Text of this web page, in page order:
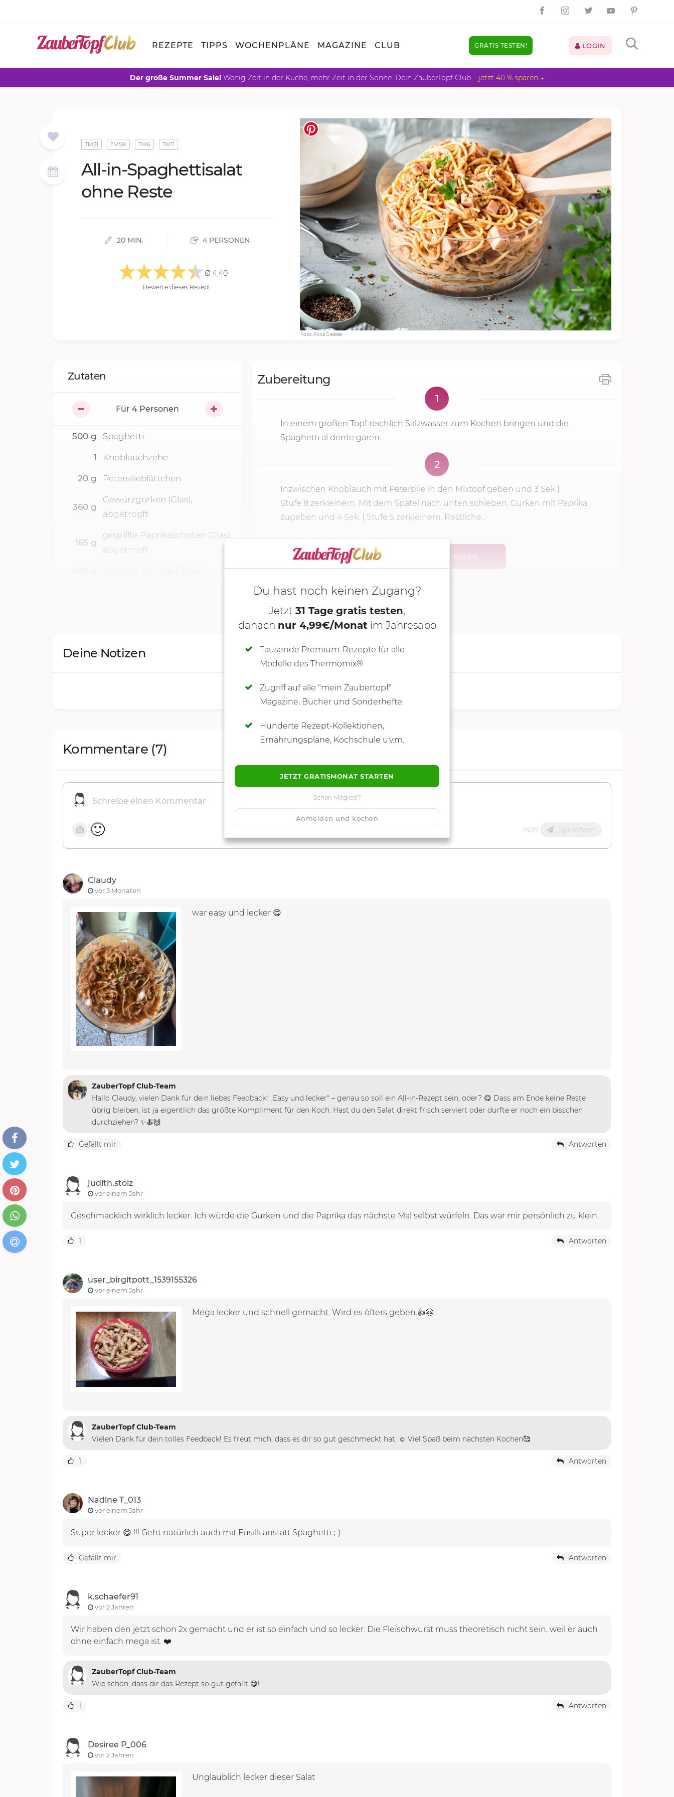
REZEPTE TIPPS WOCHENPLÄNE MAGAZINE CLUB GRATIS TESTEN! LOGIN
Der große Summer Sale! Wenig Zeit in der Küche, mehr Zeit in der Sonne. Dein ZauberTopf Club – jetzt 40 % sparen →
Foto: Anna Gieseler
TM31 TM5® TM6 TM7
All-in-Spa­ghet­ti­sa­lat
ohne Res­te
20 MIN. 4 PERSONEN
Ø 4,40
Bewerte dieses Rezept
Zubereitung
1
In einem großen Topf reichlich Salzwasser zum Kochen bringen und die
Spaghetti al dente garen.
2
Inzwischen Knoblauch mit Petersilie in den Mixtopf geben und 3 Sek
Stufe 8 zerkleinern. Mit dem Spatel nach unten schieben. Gurken mit Paprika
zugeben und 4 Sek. | Stufe 5 zerkleinern. Restliche...
KOCHMODUS STARTEN
Zutaten
Für 4 Personen
500 g Spaghetti
1 Knoblauchzehe
20 g Petersilieblättchen
360 g
Gewürzgurken (Glas),
abgetropft
165 g
gegrillte Paprikaschoten (Glas),
abgetropft
Deine Notizen
SCHREIBE NEUE NOTIZ
Du hast noch keinen Zugang?
Jetzt 31 Tage gratis testen,
danach nur 4,99€/Monat im Jahresabo
Tausende Premium-Rezepte für alle
Modelle des Thermomix®
Zugriff auf alle "mein Zaubertopf"
Magazine, Bücher und Sonderhefte.
Hunderte Rezept-Kollektionen,
Ernährungspläne, Kochschule u.v.m.
JETZT GRATISMONAT STARTEN
Schon Mitglied?
Anmelden und kochen
Kommentare (7)
🙂 1500 Speichern
Claudy
vor 3 Monaten
war easy und lecker 😋
ZauberTopf Club-Team
Hallo Claudy, vielen Dank für dein liebes Feedback! „Easy und lecker“ – genau so soll ein All-in-Rezept sein, oder? 😋 Dass am Ende keine Reste
übrig bleiben, ist ja eigentlich das größte Kompliment für den Koch. Hast du den Salat direkt frisch serviert oder durfte er noch ein bisschen
durchziehen? ✨🍝🙌
Gefällt mir Antworten
judith.stolz
vor einem Jahr
Geschmacklich wirklich lecker. Ich würde die Gurken und die Paprika das nächste Mal selbst würfeln. Das war mir persönlich zu klein.
1 Antworten
user_birgitpott_1539155326
vor einem Jahr
Mega lecker und schnell gemacht. Wird es öfters geben.👍🤗
ZauberTopf Club-Team
Vielen Dank für dein tolles Feedback! Es freut mich, dass es dir so gut geschmeckt hat. ☺️ Viel Spaß beim nächsten Kochen🥰
1 Antworten
Nadine T_013
vor einem Jahr
Super lecker 😋 !!! Geht natürlich auch mit Fusilli anstatt Spaghetti ;-)
Gefällt mir Antworten
k.schaefer91
vor 2 Jahren
Wir haben den jetzt schon 2x gemacht und er ist so einfach und so lecker. Die Fleischwurst muss theoretisch nicht sein, weil er auch
ohne einfach mega ist. ❤️
ZauberTopf Club-Team
Wie schön, dass dir das Rezept so gut gefällt 😋!
1 Antworten
Desiree P_006
vor 2 Jahren
Unglaublich lecker dieser Salat